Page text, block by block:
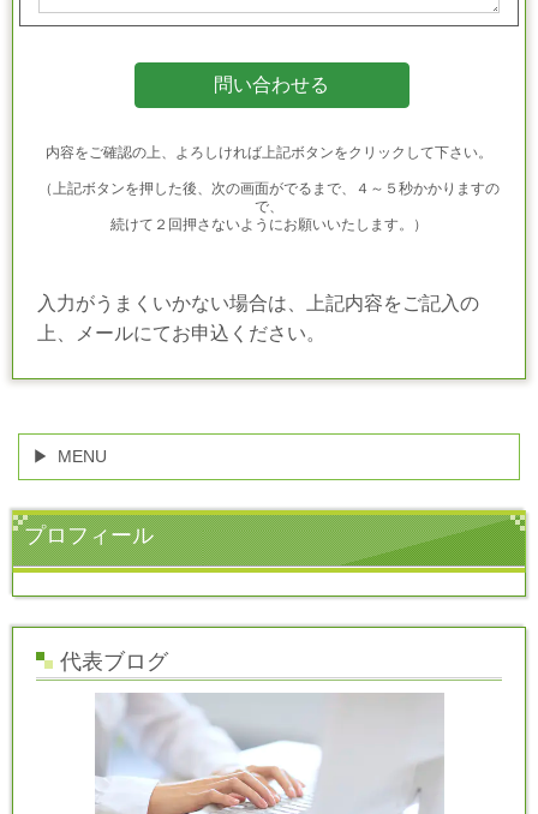
内容をご確認の上、よろしければ上記ボタンをクリックして下さい。
（上記ボタンを押した後、次の画面がでるまで、４～５秒かかりますの
で、
続けて２回押さないようにお願いいたします。）
入力がうまくいかない場合は、上記内容をご記入の
上、メールにてお申込ください。
MENU
プロフィール
代表ブログ